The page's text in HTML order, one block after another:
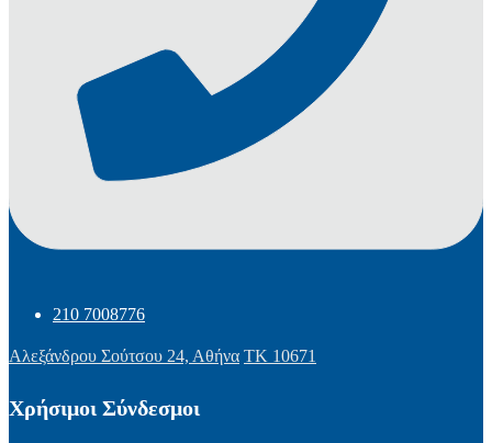
210 7008776
Αλεξάνδρου Σούτσου 24, Αθήνα ΤΚ 10671
Χρήσιμοι Σύνδεσμοι